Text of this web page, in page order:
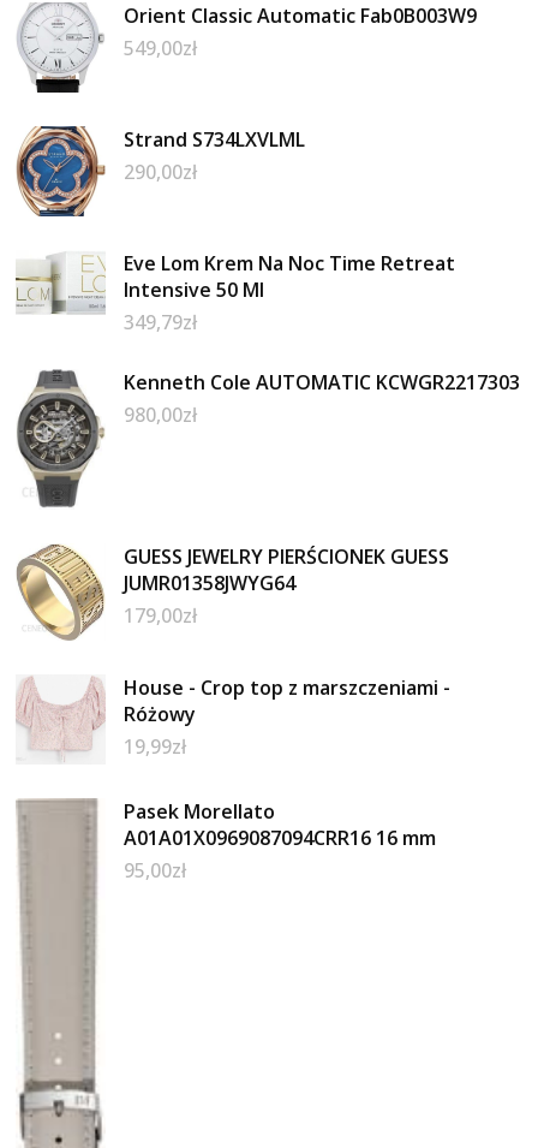
Orient Classic Automatic Fab0B003W9
549,00zł
Strand S734LXVLML
290,00zł
Eve Lom Krem Na Noc Time Retreat
Intensive 50 Ml
349,79zł
Kenneth Cole AUTOMATIC KCWGR2217303
980,00zł
GUESS JEWELRY PIERŚCIONEK GUESS
JUMR01358JWYG64
179,00zł
House - Crop top z marszczeniami -
Różowy
19,99zł
Pasek Morellato
A01A01X0969087094CRR16 16 mm
95,00zł